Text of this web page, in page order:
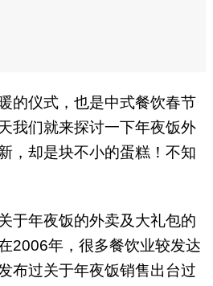
纯餐饮酒店、多家中小型
饮企业。公众号：餐饮管
咨询
）。
的仪式，也是中式餐饮春节
我们就来探讨一下年夜饭外
，却是块不小的蛋糕！不知
于年夜饭的外卖及大礼包的
2006年，很多餐饮业较发达
布过关于年夜饭销售出台过